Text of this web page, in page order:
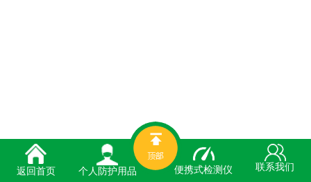
返回首页 个人防护用品 便携式检测仪 联系我们